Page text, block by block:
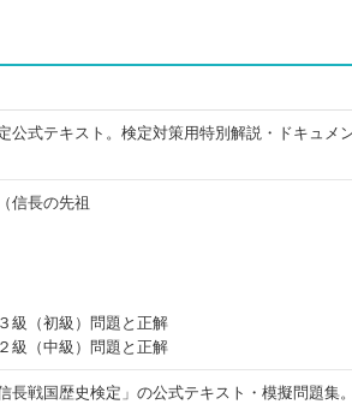
公式テキスト。検定対策用特別解説・ドキュメ
信長の先祖
級（初級）問題と正解
級（中級）問題と正解
長戦国歴史検定」の公式テキスト・模擬問題集